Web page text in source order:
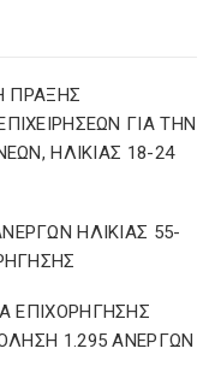
ΠΡΑΞΗΣ
ΓΙΑ ΤΗΝ
ΗΛΙΚΙΑΣ 18-24
ΗΛΙΚΙΑΣ 55-
ΕΠΙΧΟΡΗΓΗΣΗΣ
1.295 ΑΝΕΡΓΩΝ